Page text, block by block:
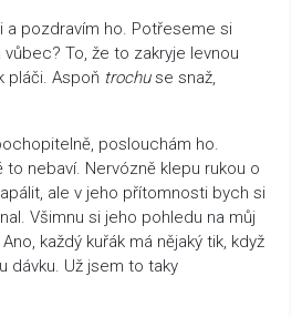
a pozdravím ho. Potřeseme si
To, že to zakryje levnou
pláči. Aspoň trochuse snaž,
poslouchám ho.
to nebaví. Nervózně klepu rukou o
ale v jeho přítomnosti bych si
Všimnu si jeho pohledu na můj
každý kuřák má nějaký tik, když
dávku. Už jsem to taky